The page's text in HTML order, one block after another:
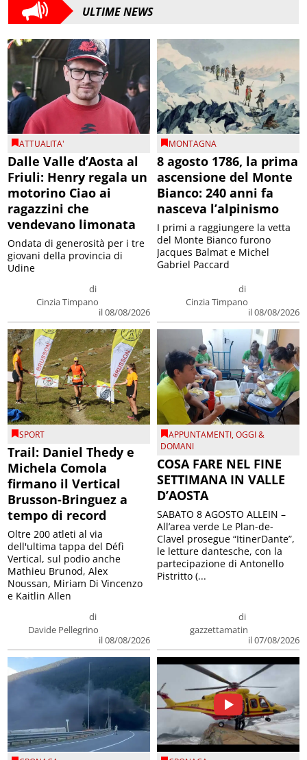
ULTIME NEWS
ATTUALITA'
Dalle Valle d’Aosta al
Friuli: Henry regala un
motorino Ciao ai
ragazzini che
vendevano limonata
di
Cinzia Timpano
il 08/08/2026
Ondata di generosità per i tre
giovani della provincia di
Udine
MONTAGNA
8 agosto 1786, la prima
ascensione del Monte
Bianco: 240 anni fa
nasceva l’alpinismo
di
Cinzia Timpano
il 08/08/2026
I primi a raggiungere la vetta
del Monte Bianco furono
Jacques Balmat e Michel
Gabriel Paccard
SPORT
Trail: Daniel Thedy e
Michela Comola
firmano il Vertical
Brusson-Bringuez a
tempo di record
di
Davide Pellegrino
il 08/08/2026
Oltre 200 atleti al via
dell'ultima tappa del Défì
Vertical, sul podio anche
Mathieu Brunod, Alex
Noussan, Miriam Di Vincenzo
e Kaitlin Allen
APPUNTAMENTI,OGGI &
DOMANI
COSA FARE NEL FINE
SETTIMANA IN VALLE
D’AOSTA
di
gazzettamatin
il 07/08/2026
SABATO 8 AGOSTO ALLEIN –
All’area verde Le Plan-de-
Clavel prosegue “ItinerDante”,
le letture dantesche, con la
partecipazione di Antonello
Pistritto (...